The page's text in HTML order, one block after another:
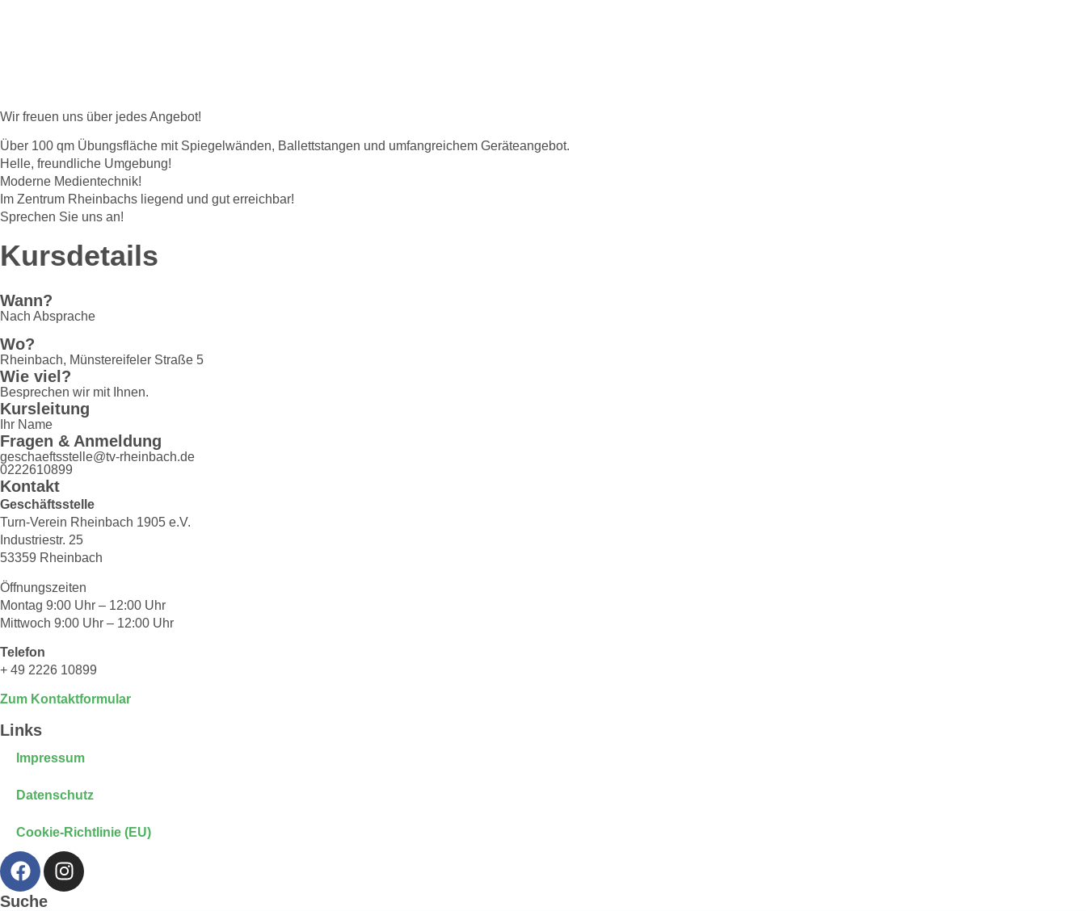
Wir freuen uns über jedes Angebot!
Über 100 qm Übungsfläche mit Spiegelwänden, Ballettstangen und umfangreichem Geräteangebot.
Helle, freundliche Umgebung!
Moderne Medientechnik!
Im Zentrum Rheinbachs liegend und gut erreichbar!
Sprechen Sie uns an!
Kursdetails
Wann?
Nach Absprache
Wo?
Rheinbach, Münstereifeler Straße 5
Wie viel?
Besprechen wir mit Ihnen.
Kursleitung
Ihr Name
Fragen & Anmeldung
geschaeftsstelle@tv-rheinbach.de
0222610899
Kontakt
Geschäftsstelle
Turn-Verein Rheinbach 1905 e.V.
Industriestr. 25
53359 Rheinbach
Öffnungszeiten
Montag 9:00 Uhr – 12:00 Uhr
Mittwoch 9:00 Uhr – 12:00 Uhr
Telefon
+ 49 2226 10899
Zum Kontaktformular
Links
Impressum
Datenschutz
Cookie-Richtlinie (EU)
Suche